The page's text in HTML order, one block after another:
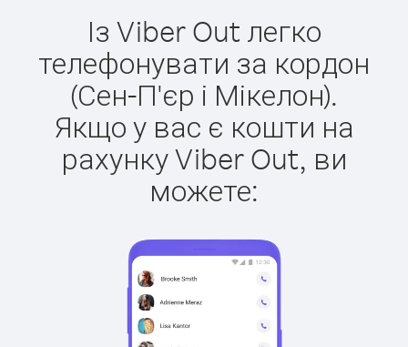
Із Viber Out легко
телефонувати за кордон
(Сен-П'єр і Мікелон).
Якщо у вас є кошти на
рахунку Viber Out, ви
можете: